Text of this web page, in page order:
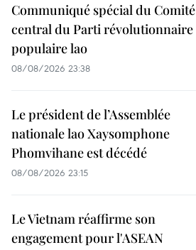
Communiqué spécial du Comité
central du Parti révolutionnaire
populaire lao
08/08/2026 23:38
Le président de l’Assemblée
nationale lao Xaysomphone
Phomvihane est décédé
08/08/2026 23:15
Le Vietnam réaffirme son
engagement pour l'ASEAN